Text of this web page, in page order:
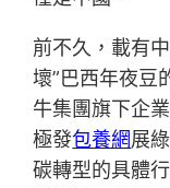
前不久，載有
壞”巴西年夜豆
牛集團旗下企
極發包養網展
碳轉型的具體